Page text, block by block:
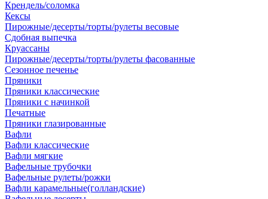
Крендель/соломка
Кексы
Пирожные/десерты/торты/рулеты весовые
Сдобная выпечка
Круассаны
Пирожные/десерты/торты/рулеты фасованные
Сезонное печенье
Пряники
Пряники классические
Пряники с начинкой
Печатные
Пряники глазированные
Вафли
Вафли классические
Вафли мягкие
Вафельные трубочки
Вафельные рулеты/рожки
Вафли карамельные(голландские)